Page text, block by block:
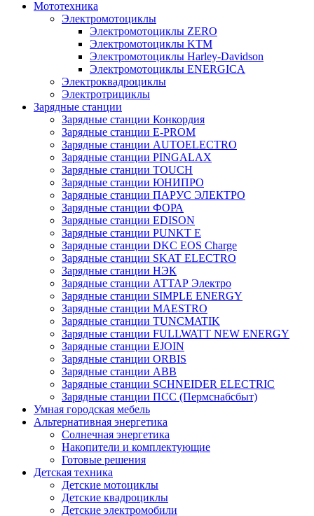
Мототехника
Электромотоциклы
Электромотоциклы ZERO
Электромотоциклы KTM
Электромотоциклы Harley-Davidson
Электромотоциклы ENERGICA
Электроквадроциклы
Электротрициклы
Зарядные станции
Зарядные станции Конкордия
Зарядные станции E-PROM
Зарядные станции AUTOELECTRO
Зарядные станции PINGALAX
Зарядные станции TOUCH
Зарядные станции ЮНИПРО
Зарядные станции ПАРУС ЭЛЕКТРО
Зарядные станции ФОРА
Зарядные станции EDISON
Зарядные станции PUNKT E
Зарядные станции DKC EOS Charge
Зарядные станции SKAT ELECTRO
Зарядные станции НЭК
Зарядные станции АТТАР Электро
Зарядные станции SIMPLE ENERGY
Зарядные станции MAESTRO
Зарядные станции TUNCMATIK
Зарядные станции FULLWATT NEW ENERGY
Зарядные станции EJOIN
Зарядные станции ORBIS
Зарядные станции ABB
Зарядные станции SCHNEIDER ELECTRIC
Зарядные станции ПСС (Пермснабсбыт)
Умная городская мебель
Альтернативная энергетика
Солнечная энергетика
Накопители и комплектующие
Готовые решения
Детская техника
Детские мотоциклы
Детские квадроциклы
Детские электромобили